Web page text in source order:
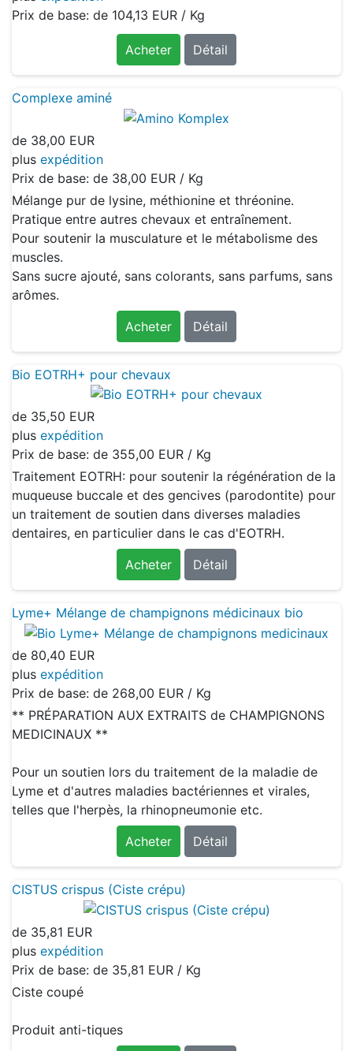
Prix de base: de 104,13 EUR / Kg
Acheter Détail
Complexe aminé
de 38,00 EUR
plus expédition
Prix de base: de 38,00 EUR / Kg
Mélange pur de lysine, méthionine et thréonine.
Pratique entre autres chevaux et entraînement.
Pour soutenir la musculature et le métabolisme des
muscles.
Sans sucre ajouté, sans colorants, sans parfums, sans
arômes.
Acheter
Détail
Bio EOTRH+ pour chevaux
de 35,50 EUR
plus expédition
Prix de base: de 355,00 EUR / Kg
Traitement EOTRH: pour soutenir la régénération de la
muqueuse buccale et des gencives (parodontite) pour
un traitement de soutien dans diverses maladies
dentaires, en particulier dans le cas d'EOTRH.
Acheter
Détail
Lyme+ Mélange de champignons médicinaux bio
de 80,40 EUR
plus expédition
Prix de base: de 268,00 EUR / Kg
** PRÉPARATION AUX EXTRAITS de CHAMPIGNONS
MEDICINAUX **
Pour un soutien lors du traitement de la maladie de
Lyme et d'autres maladies bactériennes et virales,
telles que l'herpès, la rhinopneumonie etc.
Acheter
Détail
CISTUS crispus (Ciste crépu)
de 35,81 EUR
plus expédition
Prix de base: de 35,81 EUR / Kg
Ciste coupé
Produit anti-tiques